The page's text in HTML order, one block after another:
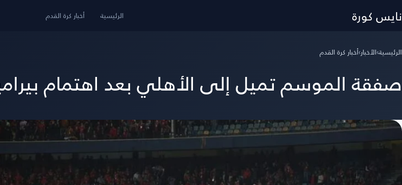
نايس كورة الرئيسية أخبار كرة القدم
الرئيسية›الأخبار›أخبار كرة القدم
صفقة الموسم تميل إلى الأهلي بعد اهتمام